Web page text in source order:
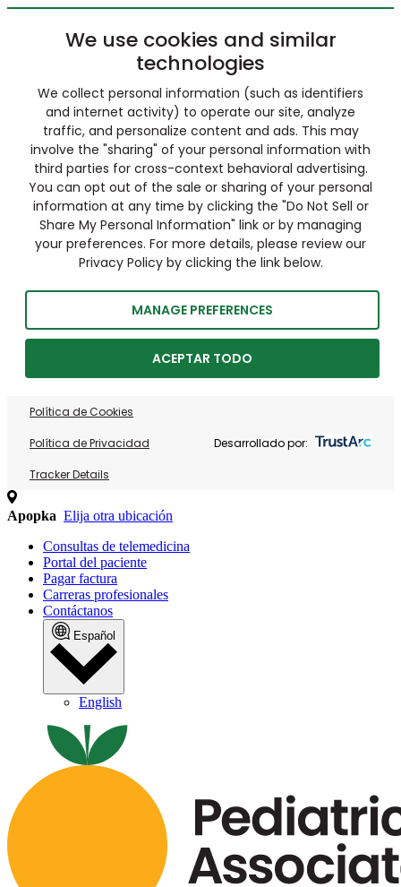
We use cookies and similar
technologies
We collect personal information (such as identifiers
and internet activity) to operate our site, analyze
traffic, and personalize content and ads. This may
involve the "sharing" of your personal information with
third parties for cross-context behavioral advertising.
You can opt out of the sale or sharing of your personal
information at any time by clicking the "Do Not Sell or
Share My Personal Information" link or by managing
your preferences. For more details, please review our
Privacy Policy by clicking the link below.
MANAGE PREFERENCES
ACEPTAR TODO
Política de Cookies
Política de Privacidad
Tracker Details
Desarrollado por:
Apopka Elija otra ubicación
Consultas de telemedicina
Portal del paciente
Pagar factura
Carreras profesionales
Contáctanos
Español
English